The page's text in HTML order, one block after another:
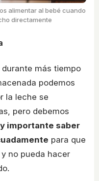
alimentar al bebé cuando
directamente
más tiempo
podemos
la leche se
pero debemos
importante saber
para que
no pueda hacer